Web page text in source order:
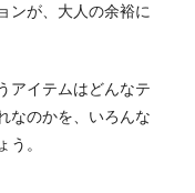
ンが、大人の余裕に
アイテムはどんなテ
なのかを、いろんな
。